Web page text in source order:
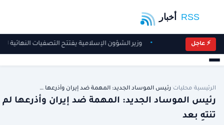
⚡ عاجل وزير الشؤون الإسلامية يفتتح التصفيات النهائية
الرئيسية محليات رئيس الموساد الجديد: المهمة ضد إيران وأذرعها …
رئيس الموساد الجديد: المهمة ضد إيران وأذرعها لم
تنتهِ بعد